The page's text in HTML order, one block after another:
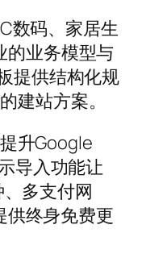
数码、家居生
的业务模型与
提供结构化规
建站方案。
升Google
导入功能让
多支付网
供终身免费更